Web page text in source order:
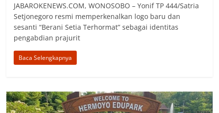
JABAROKENEWS.COM, ‎WONOSOBO – Yonif TP 444/Satria
Setjonegoro resmi memperkenalkan logo baru dan
sesanti “Berani Setia Terhormat” sebagai identitas
pengabdian prajurit
Baca Selengkapnya